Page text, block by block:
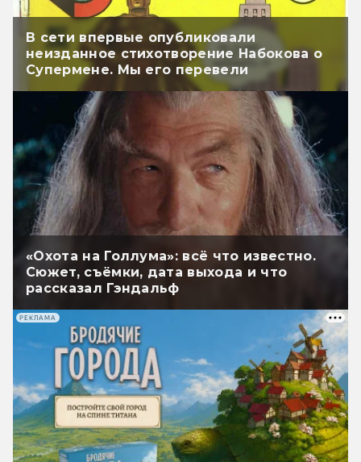
В сети впервые опубликовали
неизданное стихотворение Набокова о
Супермене. Мы его перевели
«Охота на Голлума»: всё что известно.
Сюжет, съёмки, дата выхода и что
рассказал Гэндальф
РЕКЛАМА